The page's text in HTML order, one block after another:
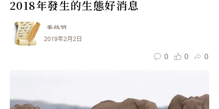
2018年發生的生態好消息
姜啟明
2019年2月2日
0 0 0